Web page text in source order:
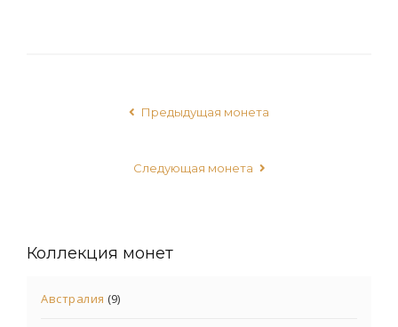
Предыдущая монета
Следующая монета
Коллекция монет
Австралия (9)